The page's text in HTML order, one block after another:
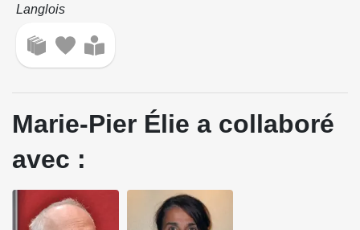
Langlois
Marie-Pier Élie a collaboré
avec :